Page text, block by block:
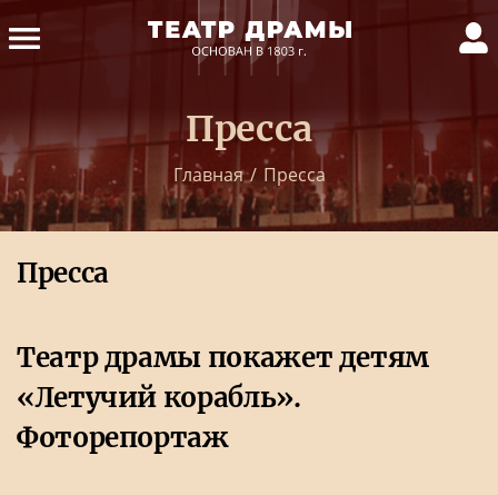
Пресса
Главная / Пресса
Пресса
Театр драмы покажет детям
«Летучий корабль».
Фоторепортаж